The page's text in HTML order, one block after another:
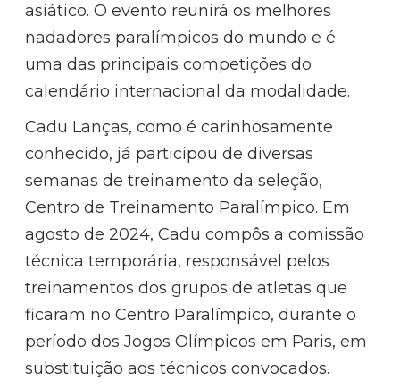
asiático. O evento reunirá os melhores
nadadores paralímpicos do mundo e é
uma das principais competições do
calendário internacional da modalidade.
Cadu Lanças, como é carinhosamente
conhecido, já participou de diversas
semanas de treinamento da seleção,
Centro de Treinamento Paralímpico. Em
agosto de 2024, Cadu compôs a comissão
técnica temporária, responsável pelos
treinamentos dos grupos de atletas que
ficaram no Centro Paralímpico, durante o
período dos Jogos Olímpicos em Paris, em
substituição aos técnicos convocados.